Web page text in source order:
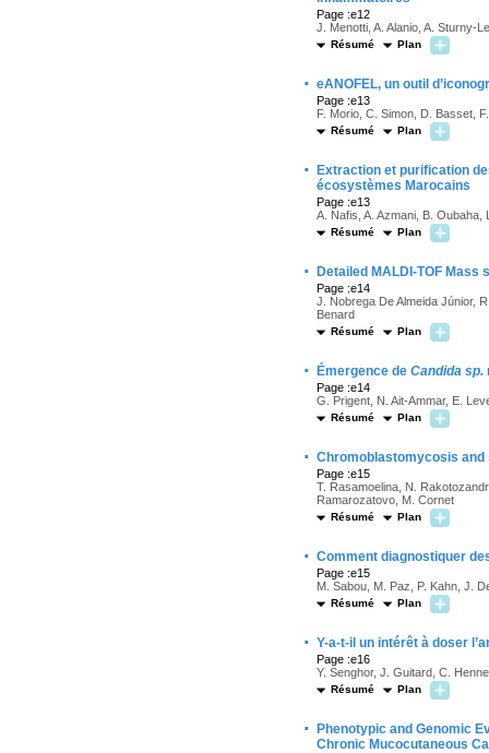
Page :e12
J. Menotti, A. Alanio, A. Sturny-
Résumé Plan
· eANOFEL, un outil
Page :e13
F. Morio, C. Simon, D. Basset,
Résumé Plan
·
Extraction et purification
écosystèmes Marocains
Page :e13
A. Nafis, A. Azmani, B.
Résumé Plan
· Detailed MALDI-TOF
Page :e14
J. Nobrega De Almeida Júnior,
Benard
Résumé Plan
· Émergence de Candida sp.
Page :e14
G. Prigent, N. Ait-Ammar, E.
Résumé Plan
· Chromoblastomycosis
Page :e15
T. Rasamoelina, N.
Ramarozatovo, M. Cornet
Résumé Plan
· Comment diagnostiquer
Page :e15
M. Sabou, M. Paz, P. Kahn, J.
Résumé Plan
· Y-a-t-il un intérêt à doser
Page :e16
Y. Senghor, J. Guitard, C.
Résumé Plan
·
Phenotypic and Genomic
Chronic Mucocutaneous